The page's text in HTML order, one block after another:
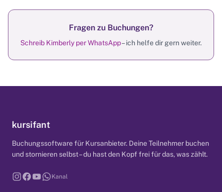
Fragen zu Buchungen?
Schreib Kimberly per WhatsApp– ich helfe dir gern weiter.
kursifant
Buchungssoftware für Kursanbieter. Deine Teilnehmer buchen
und stornieren selbst – du hast den Kopf frei für das, was zählt.
Kanal